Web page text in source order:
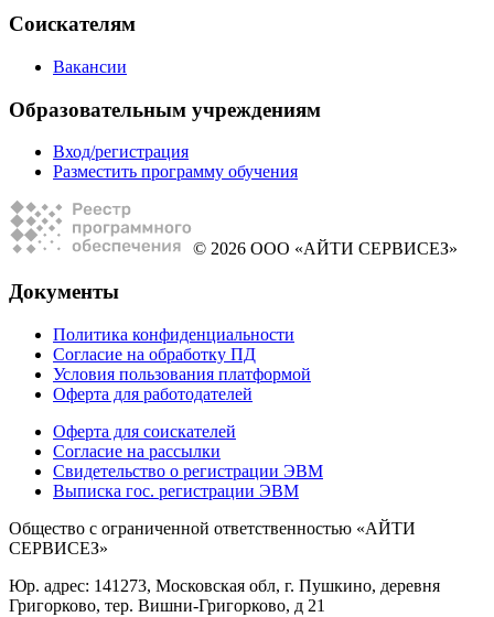
Соискателям
Вакансии
Образовательным учреждениям
Вход/регистрация
Разместить программу обучения
© 2026 ООО «АЙТИ СЕРВИСЕЗ»
Документы
Политика конфиденциальности
Согласие на обработку ПД
Условия пользования платформой
Оферта для работодателей
Оферта для соискателей
Согласие на рассылки
Свидетельство о регистрации ЭВМ
Выписка гос. регистрации ЭВМ
Общество с ограниченной ответственностью «АЙТИ
СЕРВИСЕЗ»
Юр. адрес: 141273, Московская обл, г. Пушкино, деревня
Григорково, тер. Вишни-Григорково, д 21